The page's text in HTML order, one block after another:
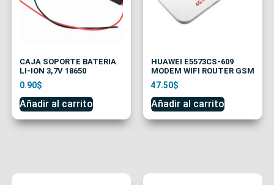
CAJA SOPORTE BATERIA
LI-ION 3,7V 18650
0.90$
Añadir al carrito
HUAWEI E5573CS-609
MODEM WIFI ROUTER GSM
47.50$
Añadir al carrito